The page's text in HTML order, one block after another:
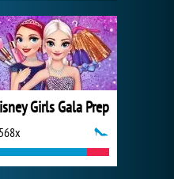
Girls Gala Prep